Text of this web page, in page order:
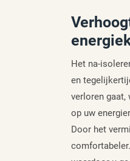
Het na-
en
verloren gaat,
op uw
Door het